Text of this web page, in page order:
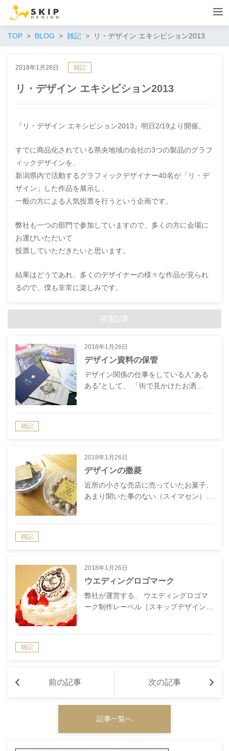
TOP BLOG 雑記 リ・デザイン エキシビション2013
2018年1月26日 雑記
リ・デザイン エキシビション2013
『リ・デザイン エキシビション2013』明日2/19より開催。
すでに商品化されている県央地域の会社の3つの製品のグラフ
ィックデザインを、
新潟県内で活動するグラフィックデザイナー40名が「リ・デ
ザイン」した作品を展示し、
一般の方による人気投票を行うという企画です。
弊社も一つの部門で参加していますので、多くの方に会場に
お運びいただいて
投票していただきたいと思います。
結果はどうであれ、多くのデザイナーの様々な作品が見られ
るので、僕も非常に楽しみです。
関連記事
2018年1月26日
デザイン資料の保管
デザイン関係の仕事をしている人“ある
ある”として、 「街で見かけたお洒…
雑記
2018年1月26日
デザインの撒菱
近所の小さな売店に売っていたお菓子、
あまり聞いた事のない（スイマセン）…
雑記
2018年1月26日
ウエディングロゴマーク
弊社が運営する、 ウエディングロゴマ
ーク制作レーベル［スキップデザイン…
雑記
前の記事 次の記事
記事一覧へ